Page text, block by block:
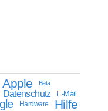
Apple
Beta
Datenschutz E-Mail
Hardware Hilfe